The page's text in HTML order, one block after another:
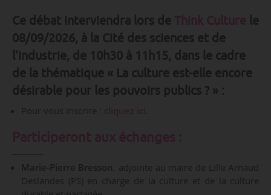
Ce débat interviendra lors de
le
08/09/2026, à la Cité des sciences et de
l’industrie, de 10h30 à 11h15, dans le cadre
de la thématique « La culture est-elle encore
désirable pour les pouvoirs publics ? » :
Pour vous inscrire :
Marie-Pierre Bresson , adjointe au maire de Lille Arnaud
Deslandes (PS) en charge de la culture et de la culture